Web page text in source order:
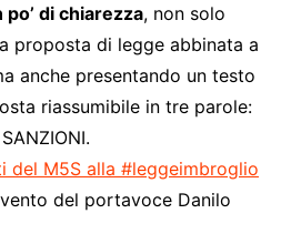
di chiarezza, non solo
proposta di legge abbinata a
anche presentando un testo
riassumibile in tre parole:
del M5S alla #leggeimbroglio
del portavoce Danilo